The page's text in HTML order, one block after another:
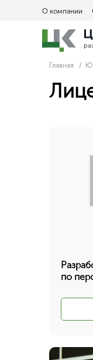
О компании
Главная
по